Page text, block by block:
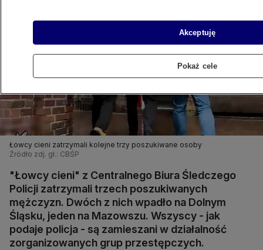
Łowcy cieni zatrzymali kolejne trzy poszukiwane osoby
Źródło zdj. gł.: CBŚP
"Łowcy cieni" z Centralnego Biura Śledczego
Policji zatrzymali trzech poszukiwanych
mężczyzn. Dwóch z nich wpadło na Dolnym
Śląsku, jeden na Mazowszu. Wszyscy - jak
podaje policja - są zamieszani w działalność
zorganizowanych grup przestępczych.
Akceptuję
Pokaż cele